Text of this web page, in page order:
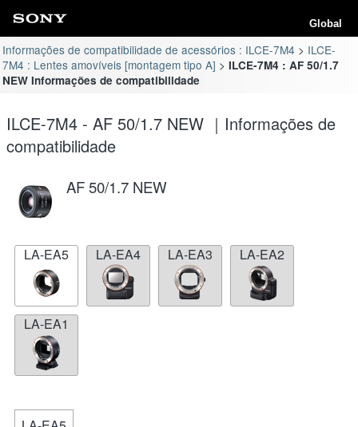
Global
Informações de compatibilidade de acessórios : ILCE-7M4
ILCE-
7M4 : Lentes amovíveis [montagem tipo A]
ILCE-7M4 : AF 50/1.7
NEW Informações de compatibilidade
ILCE-7M4 - AF 50/1.7 NEW ｜Informações de
compatibilidade
AF 50/1.7 NEW
LA-EA5 LA-EA4 LA-EA3 LA-EA2
LA-EA1